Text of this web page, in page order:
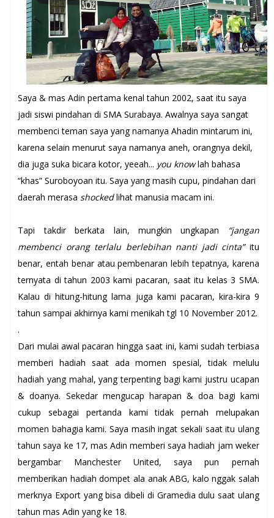
Saya & mas Adin pertama kenal tahun 2002, saat itu saya
jadi siswi pindahan di SMA Surabaya. Awalnya saya sangat
membenci teman saya yang namanya Ahadin mintarum ini,
karena selain menurut saya namanya aneh, orangnya dekil,
dia juga suka bicara kotor, yeeah... you knowlah bahasa
“khas” Suroboyoan itu. Saya yang masih cupu, pindahan dari
daerah merasashockedlihat manusia macam ini.
Tapi takdir berkata lain, mungkin ungkapan
“jangan
membenci orang terlalu berlebihan nanti jadi cinta”itu
benar, entah benar atau pembenaran lebih tepatnya, karena
ternyata di tahun 2003 kami pacaran, saat itu kelas 3 SMA.
Kalau di hitung-hitung lama juga kami pacaran, kira-kira 9
tahun sampai akhirnya kami menikah tgl 10 November 2012.
.
Dari mulai awal pacaran hingga saat ini, kami sudah terbiasa
memberi hadiah saat ada momen spesial, tidak melulu
hadiah yang mahal, yang terpenting bagi kami justru ucapan
& doanya. Sekedar mengucap harapan & doa bagi kami
cukup sebagai pertanda kami tidak pernah melupakan
momen bahagia kami. Saya masih ingat sekali saat itu ulang
tahun saya ke 17, mas Adin memberi saya hadiah jam weker
bergambar Manchester United, saya pun pernah
memberikan hadiah dompet ala anak ABG, kalo nggak salah
merknya Export yang bisa dibeli di Gramedia dulu saat ulang
tahun mas Adin yang ke 18.